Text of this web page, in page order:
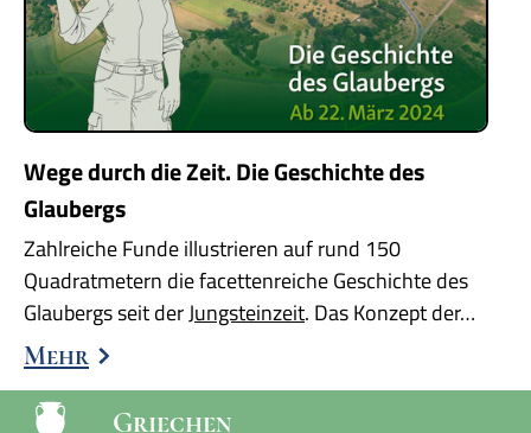
Wege durch die Zeit. Die Geschichte des
Glaubergs
Zahlreiche Funde illustrieren auf rund 150
Quadratmetern die facettenreiche Geschichte des
Glaubergs seit derJungsteinzeit. Das Konzept der…
Mehr
Griechen